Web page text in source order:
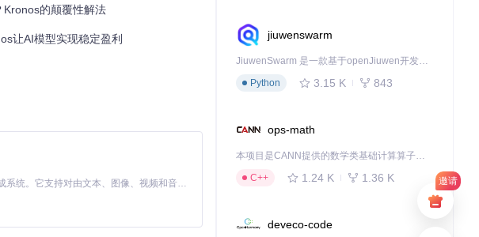
邀请
的颠覆性解法
让AI模型实现稳定盈利
MiniMax H3 是一个通用的全模态生成系统。它支持对由文本、图像、视频和音频组成的多模态上下文进行统一理解，并能生成分辨率高达 2K、时长可达 15 秒的带原生立体声音频的视频。得益于面向任务泛化的系统设计，H3 在预训练阶段就已具备广泛的多模态上下文理解与生成能力，能够出色地执行复杂的多模态指令。
jiuwenswarm
JiuwenSwarm 是一款基于openJiuwen开发的智能AI Agent，它能够将大语言模型的强大能力，通过你日常使用的各类通讯应用，直接延伸至你的指尖。
Python
3.15 K 843
ops-math
本项目是CANN提供的数学类基础计算算子库，实现网络在NPU上加速计算。
C++
1.24 K 1.36 K
deveco-code